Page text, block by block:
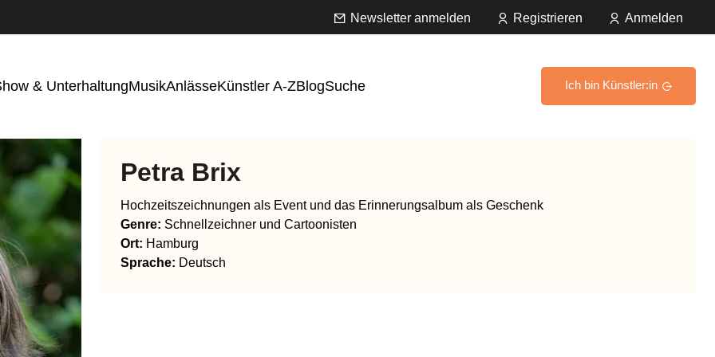
Newsletter anmelden Registrieren Anmelden
& UnterhaltungMusikAnlässeKünstler A-ZBlogSuche Ich bin Künstler:in
Petra Brix
Hochzeitszeichnungen als Event und das Erinnerungsalbum als Geschenk
Genre: Schnellzeichner und Cartoonisten
Ort: Hamburg
Sprache: Deutsch